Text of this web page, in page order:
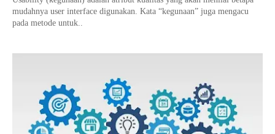
mudahnya user interface digunakan. Kata “kegunaan” juga mengacu
pada metode untuk..